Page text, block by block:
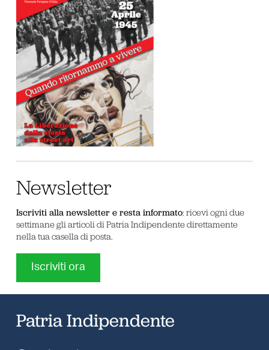
Newsletter
Iscriviti alla newsletter e resta informato: ricevi ogni due
settimane gli articoli di Patria Indipendente direttamente
nella tua casella di posta.
Iscriviti ora
Patria Indipendente